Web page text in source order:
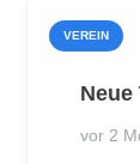
VEREIN
vor 2